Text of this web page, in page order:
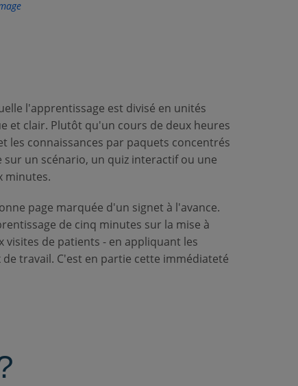
l'apprentissage est divisé en unités
et clair. Plutôt qu'un cours de deux heures
les connaissances par paquets concentrés
un scénario, un quiz interactif ou une
minutes.
page marquée d'un signet à l'avance.
de cinq minutes sur la mise à
de patients - en appliquant les
travail. C'est en partie cette immédiateté